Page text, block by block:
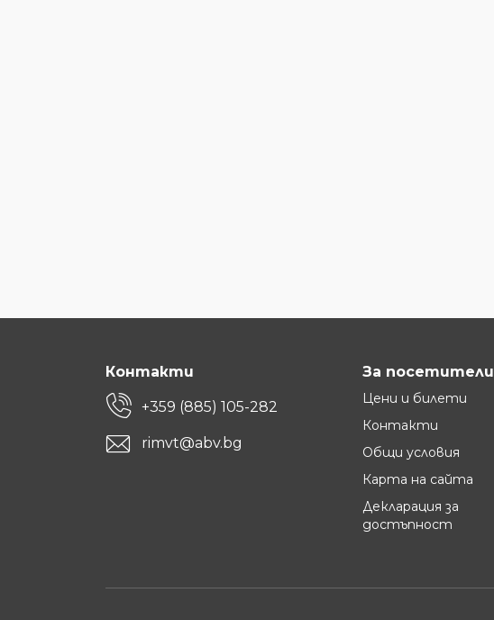
Контакти
+359 (885) 105-282
rimvt@abv.bg
За посетители
Цени и билети
Контакти
Общи условия
Карта на сайта
Декларация за
достъпност